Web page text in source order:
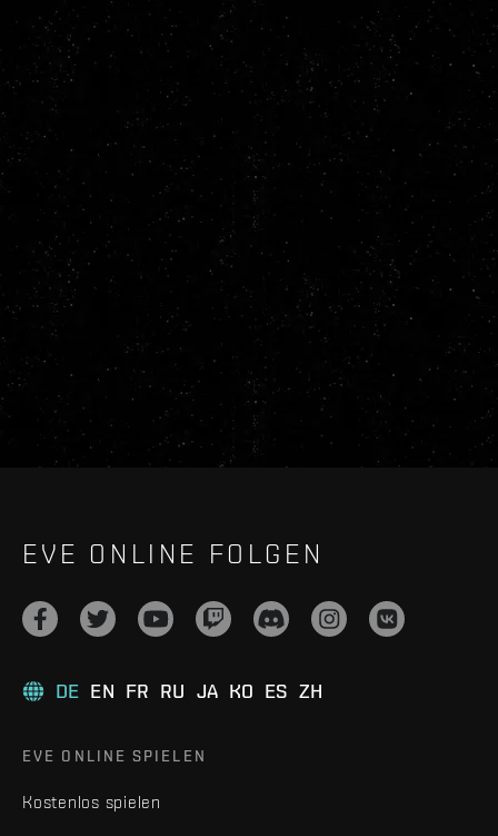
EVE ONLINE FOLGEN
DE EN FR RU JA KO ES ZH
EVE ONLINE SPIELEN
Kostenlos spielen